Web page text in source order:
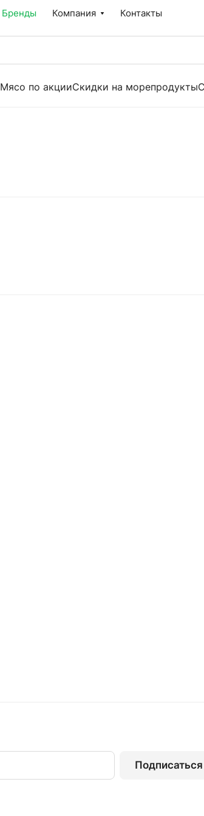
Бренды Компания Контакты
Мясо по акцииСкидки на морепродукты
Подписаться